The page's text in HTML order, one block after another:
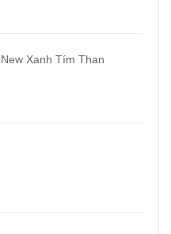
Xanh Tím Than